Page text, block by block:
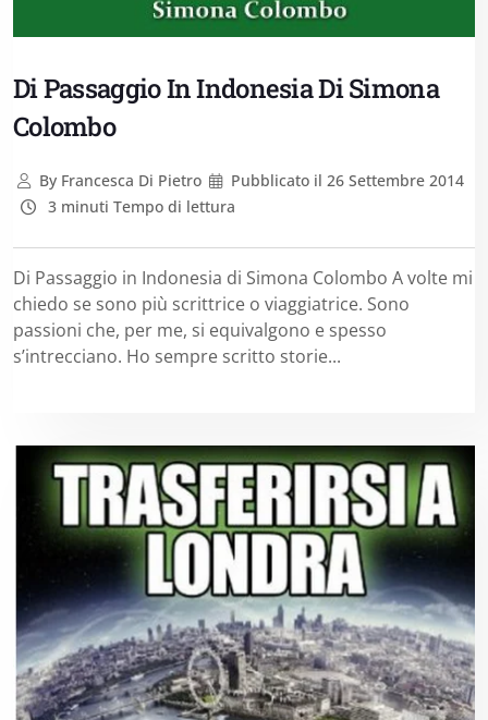
Di Passaggio In Indonesia Di Simona
Colombo
ByFrancesca Di Pietro Pubblicato il 26 Settembre 2014
3 minuti Tempo di lettura
Di Passaggio in Indonesia di Simona Colombo A volte mi
chiedo se sono più scrittrice o viaggiatrice. Sono
passioni che, per me, si equivalgono e spesso
s’intrecciano. Ho sempre scritto storie...